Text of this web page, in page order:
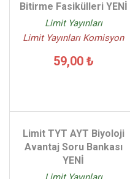
Bitirme Fasikülleri YENİ
Limit Yayınları
Limit Yayınları Komisyon
59,00 ₺
Limit TYT AYT Biyoloji
Avantaj Soru Bankası
YENİ